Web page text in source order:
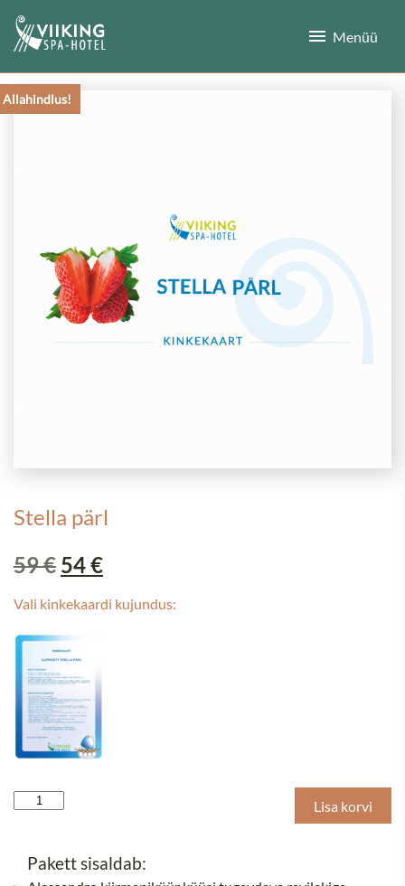
menu Menüü
Allahindlus!
Stella pärl
59€ Algne
oli:
59 €.
54€Praegune
on:
Vali kinkekaardi kujundus:
Stella
Lisa korvi
Pakett sisaldab: